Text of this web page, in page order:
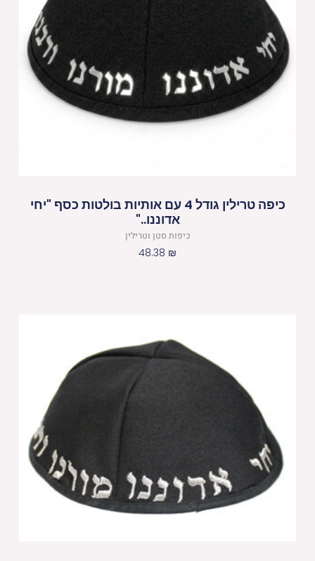
כיפה טרילין גודל 4 עם אותיות בולטות כסף "יחי
אדוננו.."
כיפות סטן וטרילין
48.38 ₪